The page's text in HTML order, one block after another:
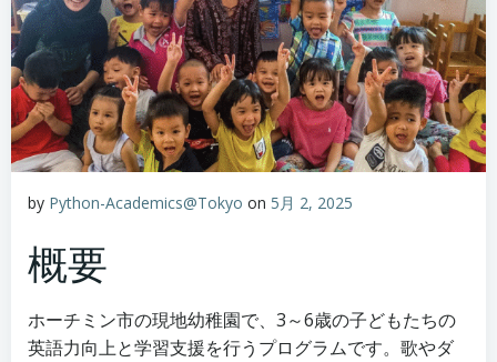
by Python-Academics@Tokyo on 5月 2, 2025
概要
ホーチミン市の現地幼稚園で、3～6歳の子どもたちの
英語力向上と学習支援を行うプログラムです。歌やダ